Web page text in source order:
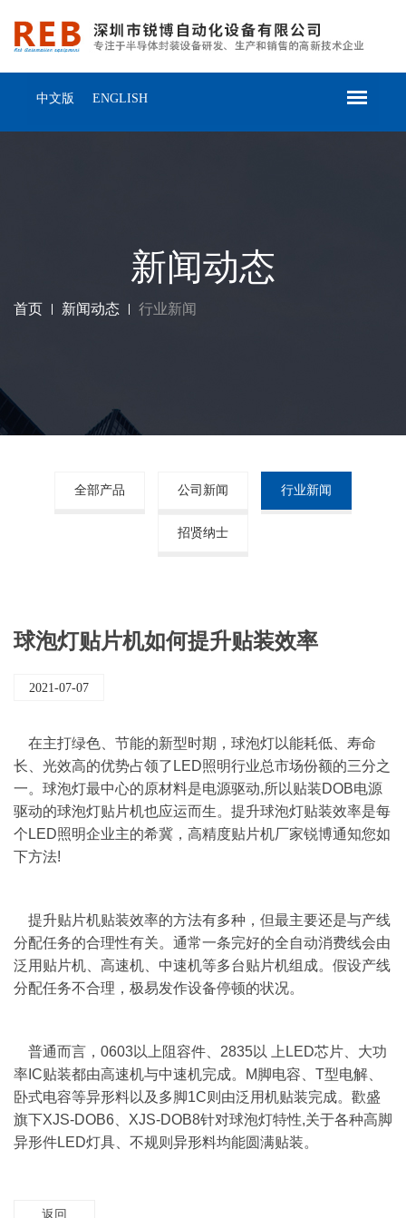
中文版 ENGLISH
新闻动态
首页 新闻动态 行业新闻
全部产品 公司新闻 行业新闻
招贤纳士
球泡灯贴片机如何提升贴装效率
2021-07-07
在主打绿色、节能的新型时期，球泡灯以能耗低、寿命
长、光效高的优势占领了LED照明行业总市场份额的三分之
一。球泡灯最中心的原材料是电源驱动,所以贴装DOB电源
驱动的球泡灯贴片机也应运而生。提升球泡灯贴装效率是每
个LED照明企业主的希冀，高精度贴片机厂家锐博通知您如
下方法!
提升贴片机贴装效率的方法有多种，但最主要还是与产线
分配任务的合理性有关。通常一条完好的全自动消费线会由
泛用贴片机、高速机、中速机等多台贴片机组成。假设产线
分配任务不合理，极易发作设备停顿的状况。
普通而言，0603以上阻容件、2835以 上LED芯片、大功
率IC贴装都由高速机与中速机完成。M脚电容、T型电解、
卧式电容等异形料以及多脚1C则由泛用机贴装完成。歡盛
旗下XJS-DOB6、XJS-DOB8针对球泡灯特性,关于各种高脚
异形件LED灯具、不规则异形料均能圆满贴装。
返回